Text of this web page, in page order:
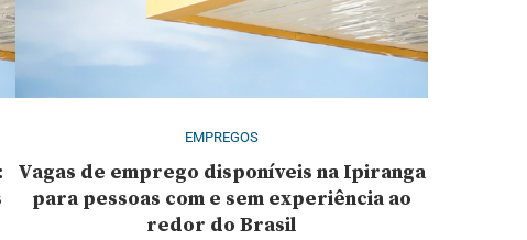
EMPREGOS
Vagas de emprego disponíveis na Ipiranga
para pessoas com e sem experiência ao
redor do Brasil